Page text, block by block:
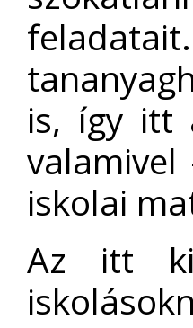
is, így itt
iskolai
Az itt